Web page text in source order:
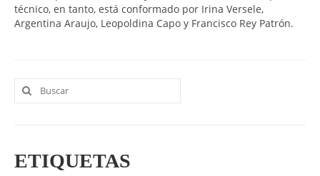
técnico, en tanto, está conformado por Irina Versele,
Argentina Araujo, Leopoldina Capo y Francisco Rey Patrón.
Buscar
por:
ETIQUETAS